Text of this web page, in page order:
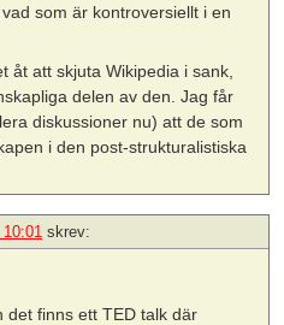
som är kontroversiellt i en
åt att skjuta Wikipedia i sank,
delen av den. Jag får
diskussioner nu) att de som
i den post-strukturalistiska
skrev:
det finns ett TED talk där